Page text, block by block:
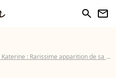
search newsletter
apparition de sa fille Edie et de son fils Billy sans sa célèbre maman, le trio s'éclate